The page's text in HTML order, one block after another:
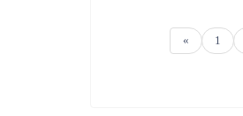
« 1